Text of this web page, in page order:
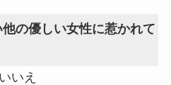
の優しい女性に惹かれて
いえ